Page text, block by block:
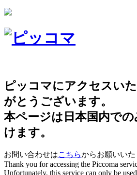
ピッコマにアクセスい
がとうございます。
本ページは日本国内で
けます。
お問い合わせはこちらからお願いいた
Thank you for accessing the Piccoma
Unfortunately, this service can only be